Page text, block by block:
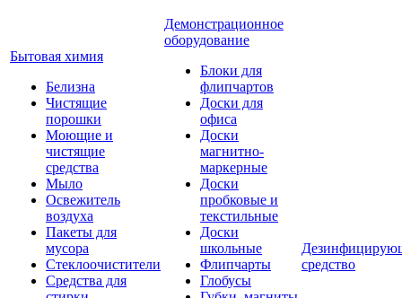
Бытовая химия
Белизна
Чистящие
порошки
Моющие и
чистящие
средства
Мыло
Освежитель
воздуха
Пакеты для
мусора
Стеклоочистители
Средства для
Демонстрационное
оборудование
Блоки для
флипчартов
Доски для
офиса
Доски
магнитно-
маркерные
Доски
пробковые и
текстильные
Доски
школьные
Флипчарты
Глобусы
средство